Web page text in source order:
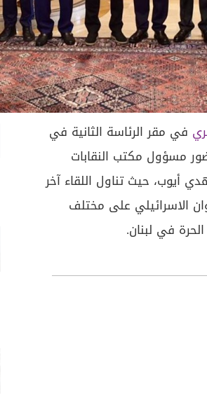
في مقر الرئاسة الثانية في
مسؤول مكتب النقابات
أيوب، حيث تناول اللقاء آخر
الاسرائيلي على مختلف
في لبنان.